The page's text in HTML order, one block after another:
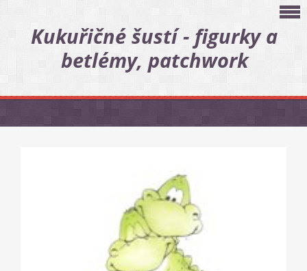
Kukuřičné šustí - figurky a
betlémy, patchwork